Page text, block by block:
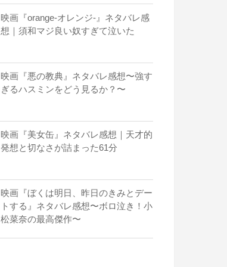
映画『orange-オレンジ-』ネタバレ感
想｜須和マジ良い奴すぎて泣いた
映画『悪の教典』ネタバレ感想〜強す
ぎるハスミンをどう見るか？〜
映画『美女缶』ネタバレ感想｜天才的
発想と切なさが詰まった61分
映画『ぼくは明日、昨日のきみとデー
トする』ネタバレ感想〜ボロ泣き！小
松菜奈の最高傑作〜